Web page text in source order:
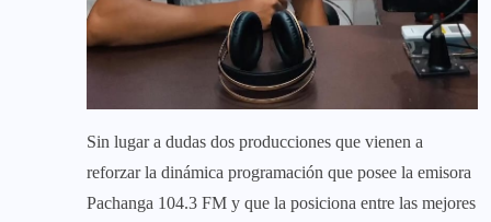
Sin lugar a dudas dos producciones que vienen a
reforzar la dinámica programación que posee la emisora
Pachanga 104.3 FM y que la posiciona entre las mejores